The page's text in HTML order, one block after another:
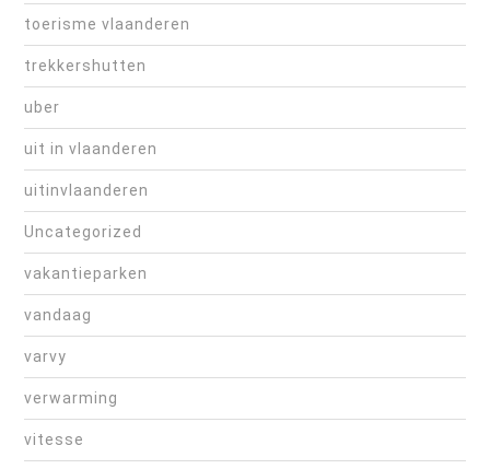
toerisme vlaanderen
trekkershutten
uber
uit in vlaanderen
uitinvlaanderen
Uncategorized
vakantieparken
vandaag
varvy
verwarming
vitesse